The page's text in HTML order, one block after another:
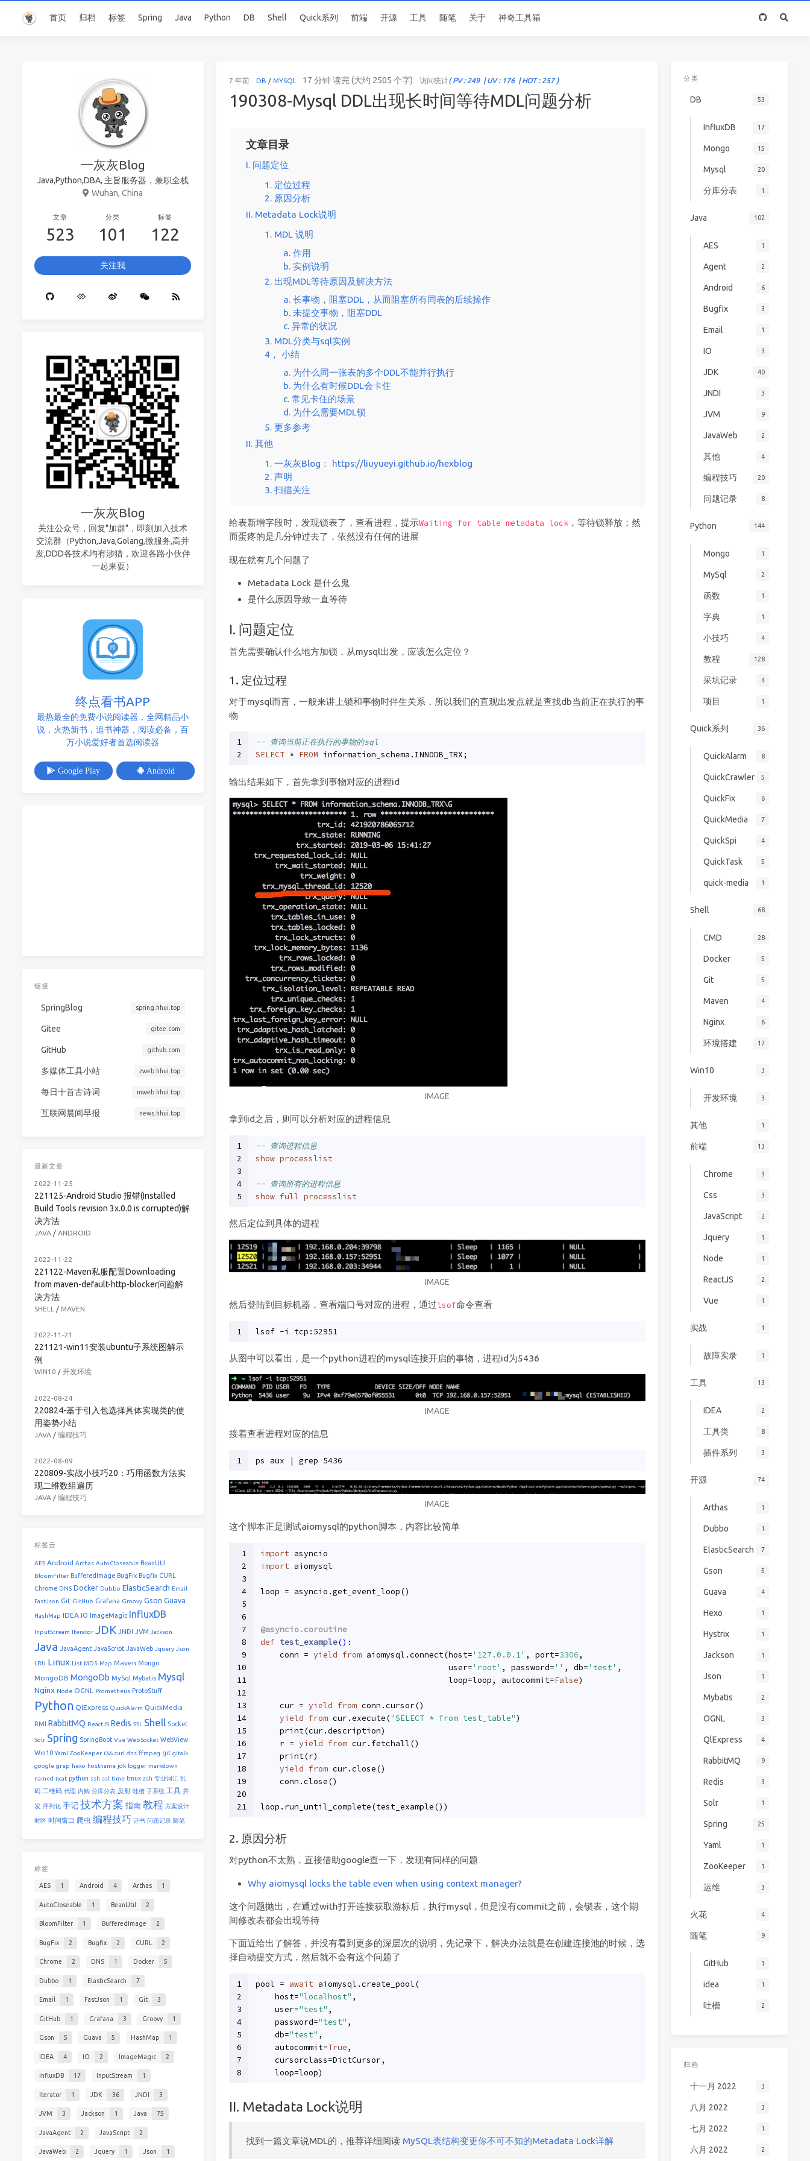
首页 归档 标签 Spring Java Python DB Shell Quick系列 前端 开源 工具 随笔 关于 神奇工具箱
7 年前 DB / MYSQL 17 分钟 读完 (大约 2505 个字) 访问统计( PV : 249 | UV : 176 | HOT : 257 )
190308-Mysql DDL出现长时间等待MDL问题分析
文章目录
I. 问题定位
1. 定位过程
2. 原因分析
II. Metadata Lock说明
1. MDL 说明
a. 作用
b. 实例说明
2. 出现MDL等待原因及解决方法
a. 长事物，阻塞DDL，从而阻塞所有同表的后续操作
b. 未提交事物，阻塞DDL
c. 异常的状况
3. MDL分类与sql实例
4， 小结
a. 为什么同一张表的多个DDL不能并行执行
b. 为什么有时候DDL会卡住
c. 常见卡住的场景
d. 为什么需要MDL锁
5. 更多参考
II. 其他
1. 一灰灰Blog： https://liuyueyi.github.io/hexblog
2. 声明
3. 扫描关注
给表新增字段时，发现锁表了，查看进程，提示Waiting for table metadata lock ，等待锁释放；然
而蛋疼的是几分钟过去了，依然没有任何的进展
现在就有几个问题了
Metadata Lock 是什么鬼
是什么原因导致一直等待
I. 问题定位
首先需要确认什么地方加锁，从mysql出发，应该怎么定位？
1. 定位过程
对于mysql而言，一般来讲上锁和事物时伴生关系，所以我们的直观出发点就是查找db当前正在执行的事
物
1
2
-- 查询当前正在执行的事物的sql
SELECT * FROM information_schema.INNODB_TRX;
输出结果如下，首先拿到事物对应的进程id
IMAGE
拿到id之后，则可以分析对应的进程信息
1
2
3
4
5
-- 查询进程信息
show processlist
-- 查询所有的进程信息
show full processlist
然后定位到具体的进程
IMAGE
然后登陆到目标机器，查看端口号对应的进程，通过lsof命令查看
1 lsof -i tcp:52951
从图中可以看出，是一个python进程的mysql连接开启的事物，进程id为5436
IMAGE
接着查看进程对应的信息
1 ps aux | grep 5436
IMAGE
这个脚本正是测试aiomysql的python脚本，内容比较简单
1
2
3
4
5
6
7
8
9
10
11
12
13
14
15
16
17
18
19
20
21
import asyncio
import aiomysql
loop = asyncio.get_event_loop()
@asyncio.coroutine
def test_example() :
    conn =
yield from aiomysql.connect(host='127.0.0.1' , port=3306,
                                       user=
'root' , password='' , db='test' ,
                                       loop=loop, autocommit=
False)
    cur =
yield from conn.cursor()
yield from cur.execute("SELECT * from test_table")
    print(cur.description)
    r =
yield from cur.fetchall()
    print(r)
yield from cur.close()
    conn.close()
loop.run_until_complete(test_example())
2. 原因分析
对python不太熟，直接借助google查一下，发现有同样的问题
Why aiomysql locks the table even when using context manager?
这个问题抛出，在通过with打开连接获取游标后，执行mysql，但是没有commit之前，会锁表，这个期
间修改表都会出现等待
下面近给出了解答，并没有看到更多的深层次的说明，先记录下，解决办法就是在创建连接池的时候，选
择自动提交方式，然后就不会有这个问题了
1
2
3
4
5
6
7
8
pool = await aiomysql.create_pool(
    host=
"localhost" ,
    user=
"test" ,
    password=
"test" ,
    db=
"test" ,
    autocommit=
True,
    cursorclass=DictCursor,
    loop=loop)
II. Metadata Lock说明
找到一篇文章说MDL的，推荐详细阅读 MySQL表结构变更你不可不知的Metadata Lock详解
一灰灰Blog
Java,Python,DBA, 主旨服务器，兼职全栈
Wuhan, China
文章
523
分类
101
标签
122
关注我
一灰灰Blog
关注公众号，回复"加群"，即刻加入技术
交流群（Python,Java,Golang,微服务,高并
发,DDD各技术均有涉猎，欢迎各路小伙伴
一起来耍）
终点看书APP
最热最全的免费小说阅读器，全网精品小
说，火热新书，追书神器，阅读必备，百
万小说爱好者首选阅读器
Google Play Android
链接
SpringBlog spring.hhui.top
Gitee gitee.com
GitHub github.com
多媒体工具小站 zweb.hhui.top
每日十首古诗词 mweb.hhui.top
互联网晨间早报 news.hhui.top
最新文章
2022-11-25
221125-Android Studio 报错(Installed
Build Tools revision 3x.0.0 is corrupted)解
决方法
JAVA / ANDROID
2022-11-22
221122-Maven私服配置Downloading
from maven-default-http-blocker问题解
决方法
SHELL / MAVEN
2022-11-21
221121-win11安装ubuntu子系统图解示
例
WIN10 / 开发环境
2022-08-24
220824-基于引入包选择具体实现类的使
用姿势小结
JAVA / 编程技巧
2022-08-09
220809-实战小技巧20：巧用函数方法实
现二维数组遍历
JAVA / 编程技巧
标签云
AES Android Arthas AutoCloseable BeanUtil
BloomFilter BufferedImage BugFix Bugfix CURL
Chrome DNS Docker Dubbo ElasticSearch Email
FastJson Git GitHub Grafana Groovy Gson Guava
HashMap IDEA IO ImageMagic InfluxDB
InputStream Iterator JDK JNDI JVM Jackson
Java JavaAgent JavaScript JavaWeb Jquery Json
LRU Linux List MD5 Map Maven Mongo
MongoDB MongoDb MySql Mybatis Mysql
Nginx Node OGNL Prometheus ProtoStuff
Python QlExpress QuickAlarm QuickMedia
RMI RabbitMQ ReactJS Redis SSL Shell Socket
Solr Spring SpringBoot Vue WebSocket WebView
Win10 Yaml ZooKeeper css curl dns ffmpeg git gitalk
google grep hexo hostname jdk logger markdown
named ncat python ssh ssl time tmux zsh 专业词汇 乱
码 二维码 代理 内购 分库分表 反射 吐槽 子系统 工具 并
发 序列化 手记 技术方案 指南 教程 方案设计
时区 时间窗口 爬虫 编程技巧 证书 问题记录 随笔
标签
AES 1 Android 4 Arthas 1
AutoCloseable 1 BeanUtil 2
BloomFilter 1 BufferedImage 2
BugFix 2 Bugfix 2 CURL 2
Chrome 2 DNS 1 Docker 5
Dubbo 1 ElasticSearch 7
Email 1 FastJson 1 Git 3
GitHub 1 Grafana 3 Groovy 1
Gson 5 Guava 5 HashMap 1
IDEA 4 IO 2 ImageMagic 2
InfluxDB 17 InputStream 1
Iterator 1 JDK 36 JNDI 3
JVM 3 Jackson 1 Java 75
JavaAgent 2 JavaScript 2
JavaWeb 2 Jquery 1 Json 1
分类
DB 53
InfluxDB 17
Mongo 15
Mysql 20
分库分表 1
Java 102
AES 1
Agent 2
Android 6
Bugfix 3
Email 1
IO 3
JDK 40
JNDI 3
JVM 9
JavaWeb 2
其他 4
编程技巧 20
问题记录 8
Python 144
Mongo 1
MySql 2
函数 1
字典 1
小技巧 4
教程 128
采坑记录 4
项目 1
Quick系列 36
QuickAlarm 8
QuickCrawler 5
QuickFix 6
QuickMedia 7
QuickSpi 4
QuickTask 5
quick-media 1
Shell 68
CMD 28
Docker 5
Git 5
Maven 4
Nginx 6
环境搭建 17
Win10 3
开发环境 3
其他 1
前端 13
Chrome 3
Css 3
JavaScript 2
Jquery 1
Node 1
ReactJS 2
Vue 1
实战 1
故障实录 1
工具 13
IDEA 2
工具类 8
插件系列 3
开源 74
Arthas 1
Dubbo 1
ElasticSearch 7
Gson 5
Guava 4
Hexo 1
Hystrix 1
Jackson 1
Json 1
Mybatis 2
OGNL 3
QlExpress 4
RabbitMQ 9
Redis 3
Solr 1
Spring 25
Yaml 1
ZooKeeper 1
运维 3
火花 4
随笔 9
GitHub 1
idea 1
吐槽 2
归档
十一月 2022 3
八月 2022 3
七月 2022 1
六月 2022 2